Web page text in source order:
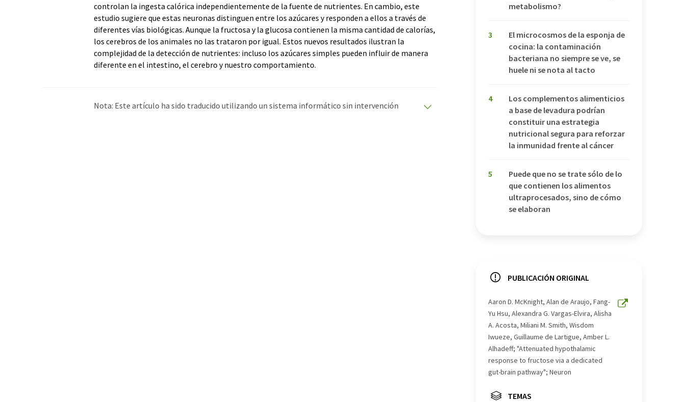
controlan la ingesta calórica independientemente de la fuente de nutrientes. En cambio, este
estudio sugiere que estas neuronas distinguen entre los azúcares y responden a ellos a través de
diferentes vías biológicas. Aunque la fructosa y la glucosa contienen la misma cantidad de calorías,
los cerebros de los animales no las trataron por igual. Estos nuevos resultados ilustran la
complejidad de la detección de nutrientes: incluso los azúcares simples pueden influir de manera
diferente en el intestino, el cerebro y nuestro comportamiento.
Nota: Este artículo ha sido traducido utilizando un sistema informático sin intervención
metabolismo?
3
El microcosmos de la esponja de
cocina: la contaminación
bacteriana no siempre se ve, se
huele ni se nota al tacto
4
Los complementos alimenticios
a base de levadura podrían
constituir una estrategia
nutricional segura para reforzar
la inmunidad frente al cáncer
5
Puede que no se trate sólo de lo
que contienen los alimentos
ultraprocesados, sino de cómo
se elaboran
PUBLICACIÓN ORIGINAL
Aaron D. McKnight, Alan de Araujo, Fang-
Yu Hsu, Alexandra G. Vargas-Elvira, Alisha
A. Acosta, Miliani M. Smith, Wisdom
Iwueze, Guillaume de Lartigue, Amber L.
Alhadeff; "Attenuated hypothalamic
response to fructose via a dedicated
gut-brain pathway"; Neuron
TEMAS